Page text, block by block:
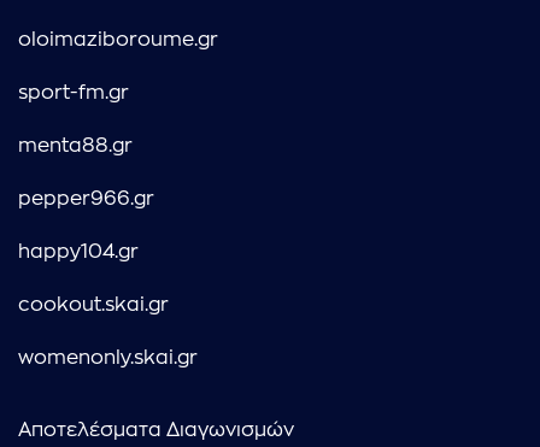
oloimaziboroume.gr
sport-fm.gr
menta88.gr
pepper966.gr
happy104.gr
cookout.skai.gr
womenonly.skai.gr
Αποτελέσματα Διαγωνισμών